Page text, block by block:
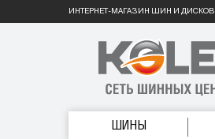
ИНТЕРНЕТ-МАГАЗИН ШИН И ДИСКОВ
ШИНЫ